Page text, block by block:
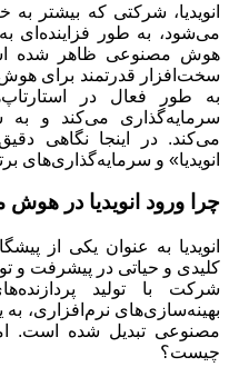
انویدیا، شرکتی که بیشتر
می‌شود، به طور فزاینده‌ای
هوش مصنوعی ظاهر شده‌
سخت‌افزار قدرتمند برای
به طور فعال در
سرمایه‌گذاری می‌کند و به
می‌کند. در اینجا نگاهی
انویدیا» و سرمایه‌گذاری‌های
چرا ورود انویدیا در
انویدیا به عنوان یکی از
کلیدی و حیاتی در پیشرفت و
بهینه‌سازی‌های نرم‌افزاری،
مصنوعی تبدیل شده‌ است.
چیست؟